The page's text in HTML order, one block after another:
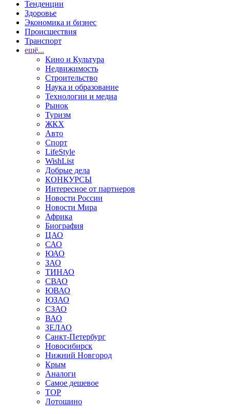
Тенденции
Здоровье
Экономика и бизнес
Происшествия
Транспорт
ещё...
Кино и Культура
Недвижимость
Строительство
Наука и образование
Технологии и медиа
Рынок
Туризм
ЖКХ
Авто
Спорт
LifeStyle
WishList
Добрые дела
КОНКУРСЫ
Интересное от партнеров
Новости России
Новости Мира
Африка
Биография
ЦАО
САО
ЮАО
ЗАО
ТИНАО
СВАО
ЮВАО
ЮЗАО
СЗАО
ВАО
ЗЕЛАО
Санкт-Петербург
Новосибирск
Нижний Новгород
Крым
Аналоги
Самое дешевое
TOP
Лотошино